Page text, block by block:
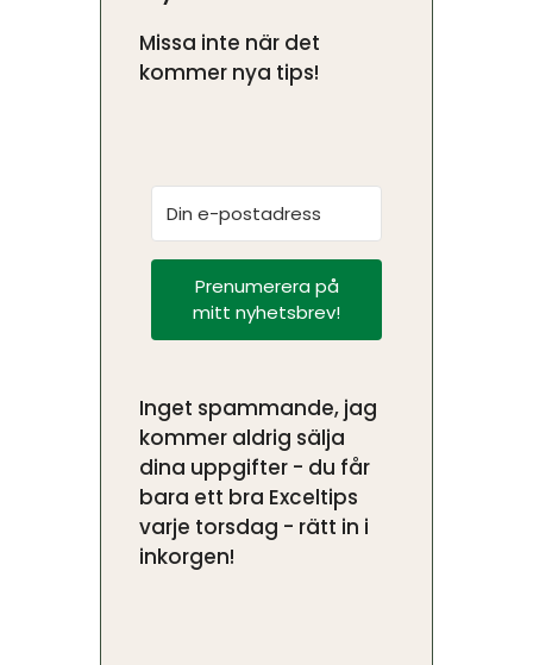
Missa inte när det
kommer nya tips!
Prenumerera på
mitt nyhetsbrev!
Inget spammande, jag
kommer aldrig sälja
dina uppgifter - du får
bara ett bra Exceltips
varje torsdag - rätt in i
inkorgen!